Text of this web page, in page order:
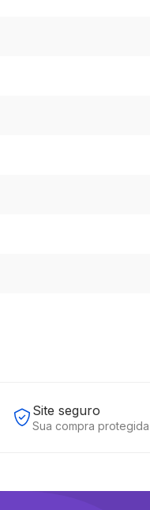
Site seguro
Sua compra protegida